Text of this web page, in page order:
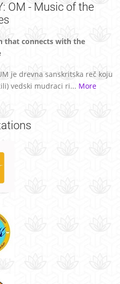
OM - Music of the
that connects with the
je drevna sanskritska reč koju
vedski mudraci ri... More